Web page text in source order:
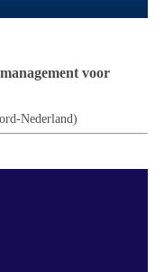
voor
Nederland)